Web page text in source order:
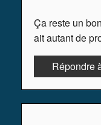
Ça reste un
ait autant de
Répondre